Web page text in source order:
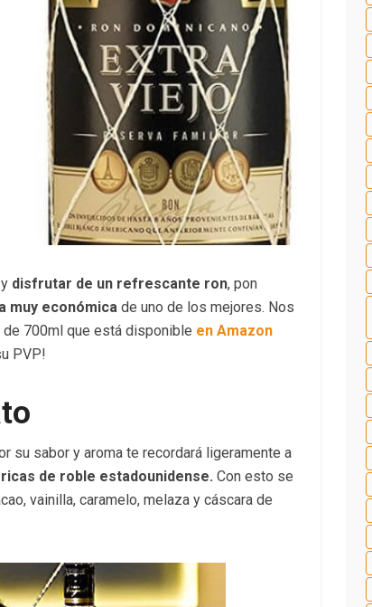
disfrutar de un refrescante ron, pon
muy económica de uno de los mejores. Nos
700ml que está disponible en Amazon
PVP!
su sabor y aroma te recordará ligeramente a
de roble estadounidense. Con esto se
vainilla, caramelo, melaza y cáscara de